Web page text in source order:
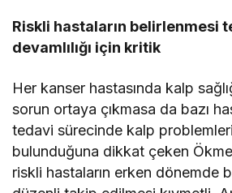
Riskli hastaların belirlenmesi
devamlılığı için kritik
Her kanser hastasında kalp
sorun ortaya çıkmasa da bazı
tedavi sürecinde kalp
bulunduğuna dikkat çeken
riskli hastaların erken dönemde